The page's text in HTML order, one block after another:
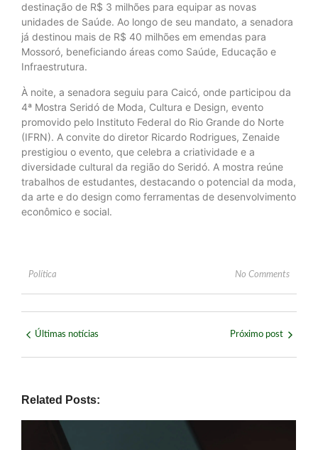
destinação de R$ 3 milhões para equipar as novas
unidades de Saúde. Ao longo de seu mandato, a senadora
já destinou mais de R$ 40 milhões em emendas para
Mossoró, beneficiando áreas como Saúde, Educação e
Infraestrutura.
À noite, a senadora seguiu para Caicó, onde participou da
4ª Mostra Seridó de Moda, Cultura e Design, evento
promovido pelo Instituto Federal do Rio Grande do Norte
(IFRN). A convite do diretor Ricardo Rodrigues, Zenaide
prestigiou o evento, que celebra a criatividade e a
diversidade cultural da região do Seridó. A mostra reúne
trabalhos de estudantes, destacando o potencial da moda,
da arte e do design como ferramentas de desenvolvimento
econômico e social.
Política No Comments
Últimas notícias Próximo post
Related Posts: